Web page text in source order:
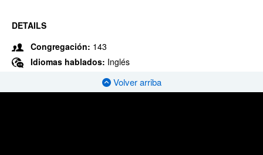
DETAILS
Congregación: 143
Idiomas hablados: Inglés
Volver arriba